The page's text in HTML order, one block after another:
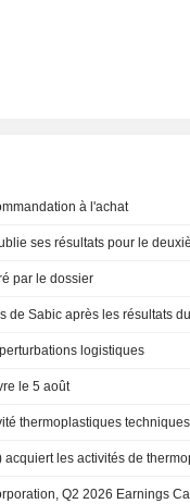
à l'achat
par le dossier
logistiques
le 5 août